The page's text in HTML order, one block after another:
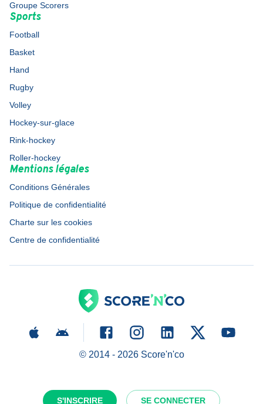
S'INSCRIRE SE CONNECTER
Groupe Scorers
Sports
Football
Basket
Hand
Rugby
Volley
Hockey-sur-glace
Rink-hockey
Roller-hockey
Mentions légales
Conditions Générales
Politique de confidentialité
Charte sur les cookies
Centre de confidentialité
© 2014 - 2026Score'n'co